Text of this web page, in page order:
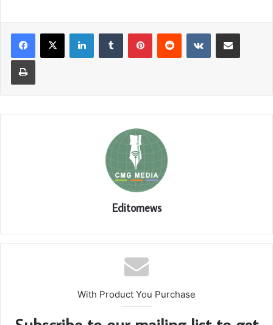
LinkedInTumblr PinterestReddit VKontakteShare via Email
Print
Editornews
With Product You Purchase